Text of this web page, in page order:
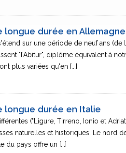
longue durée en Allemagne
sur une période de neuf ans (de
"I'Abitur", diplôme équivalent à
plus variées qu'en [...]
longue durée en Italie
("Ligure, Tirreno, Ionio et
naturelles et historiques. Le nord
du pays offre un [...]